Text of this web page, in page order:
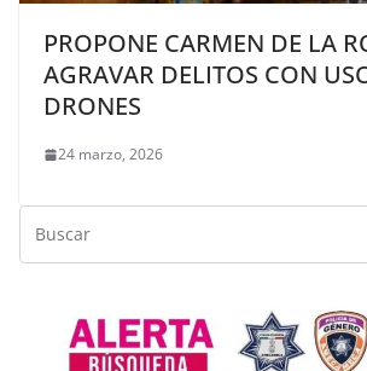
PROPONE CARMEN DE LA
AGRAVAR DELITOS CON
DRONES
24 marzo, 2026